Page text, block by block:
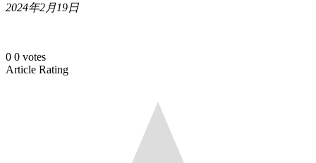
2024年2月19日
0 0 votes
Article Rating